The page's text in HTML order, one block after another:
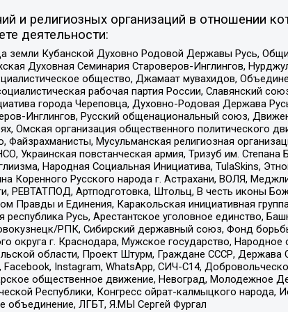
и религиозных организаций в отношении
деятельности:
земли Кубанской Духовно Родовой Державы Русь,
Духовная Семинария Староверов-Инглингов,
общество, Джамаат мувахидов,
рабочая партия России, Славянский
города Череповца, Духовно-Родовая Держава
Инглингов, Русский общенациональный союз,
Омская организация общественного политического
Мусульманская религиозная
Украинская повстанческая армия, Тризуб им. Степана
Народная Социальная Инициатива, TulaSkins,
Коренного Русского народа г. Астрахани, ВОЛЯ,
РЕВТАТПОД, Артподготовка, Штольц, В честь иконы
Правды и Единения, Каракольская инициативная
республика Русь, Арестантское уголовное единство,
РПК, Сибирский державный союз, Фонд
округа г. Краснодара, Мужское государство,
области, Проект Штурм, Граждане СССР, Держава
Instagram, WhatsApp, СИЧ-С14,
общественное движение, Невоград, Молодежное
Республики, Конгресс ойрат-калмыцкого народа,
объединение, ЛГБТ, Я.МЫ Сергей Фургал